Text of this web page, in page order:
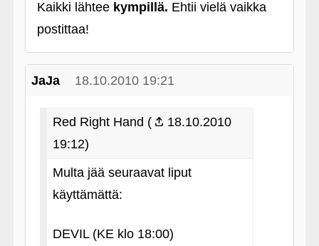
Kaikki lähtee kympillä. Ehtii vielä vaikka
postittaa!
JaJa 18.10.2010 19:21
Red Right Hand (
18.10.2010
19:12)
Multa jää seuraavat liput
käyttämättä:
DEVIL (KE klo 18:00)